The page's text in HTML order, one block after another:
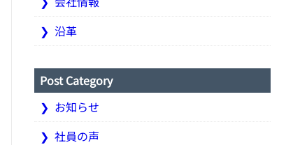
沿革
Post Category
お知らせ
社員の声